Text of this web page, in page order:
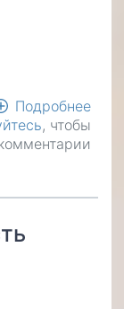
Подробнее
, чтобы